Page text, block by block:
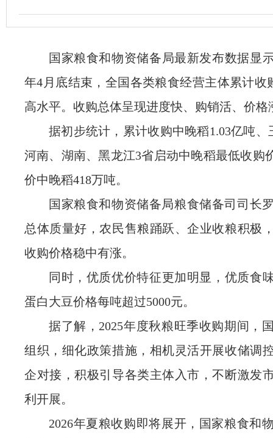
国家粮食和物资储备局最新发布数据显
年4月底结束，全国各类粮食经营主体累计收
高水平。收购总体呈现进度快、购销活、价格
据初步统计，累计收购中晚稻1.03亿吨、
河南、湖南、黑龙江3省启动中晚稻最低收购
价中晚稻418万吨。
国家粮食和物资储备局粮食储备司司长
总体质量好，农民售粮踊跃、企业收粮积极
收购价格稳中有涨。
同时，优质优价特征更加明显，优质食
蛋白大豆价格每吨超过5000元。
据了解，2025年度秋粮旺季收购期间，
组织，细化政策措施，相机灵活开展收储调
企对接，积极引导各类主体入市，不断激发
利开展。
2026年夏粮收购即将展开，国家粮食和